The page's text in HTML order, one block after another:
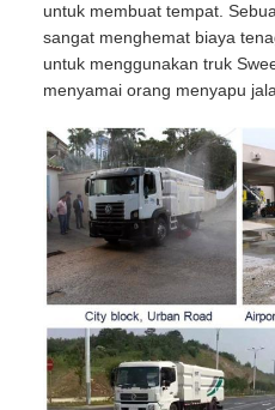
untuk membuat tempat.
sangat menghemat biaya
untuk menggunakan truk
menyamai orang menyapu